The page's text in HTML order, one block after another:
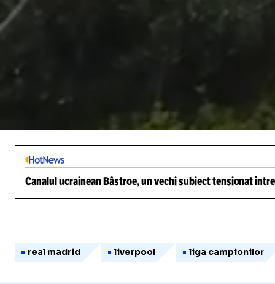
Canalul ucrainean Bâstroe, un vechi subiect tensionat
real madrid liverpool liga campionilor